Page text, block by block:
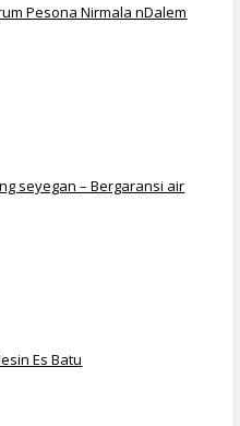
Pesona Nirmala nDalem
seyegan – Bergaransi air
Es Batu